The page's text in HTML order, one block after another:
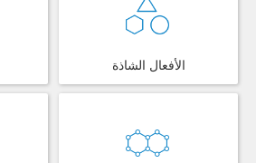
الأفعال الشاذة